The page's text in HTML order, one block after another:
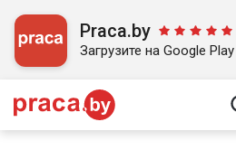
Praca.by
Загрузите на Google Play